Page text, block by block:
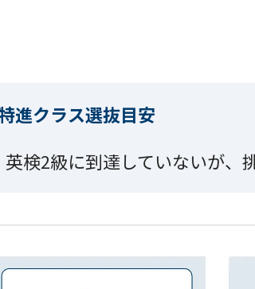
進クラス選抜目安
英検2級に到達していないが、